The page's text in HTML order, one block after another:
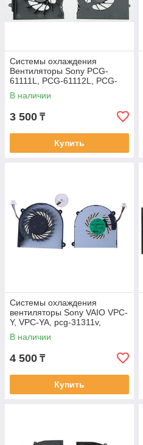
Системы охлаждения
Вентиляторы Sony PCG-
61111L, PCG-61112L, PCG-
61411L PCG-61211V, PCG-
91111V, VPCEA4M1R
В наличии
3 500 ₸
Купить
Системы охлаждения
вентиляторы Sony VAIO VPC-
Y, VPC-YA, pcg-31311v,
AB5605HX-Q0B, 4pin+2pin
В наличии
4 500 ₸
Купить